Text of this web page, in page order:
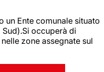
un Ente comunale situato
occuperà di
zone assegnate sul